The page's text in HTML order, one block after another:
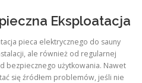
Eksploatacja
pieca elektrycznego do sauny
ale również od regularnej
bezpiecznego użytkowania. Nawet
się źródłem problemów, jeśli nie